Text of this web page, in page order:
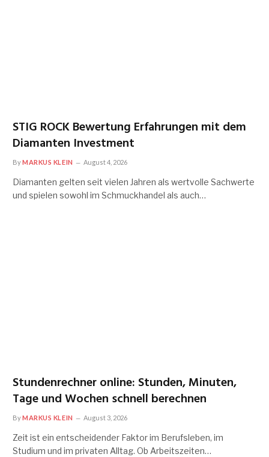
STIG ROCK Bewertung Erfahrungen mit dem
Diamanten Investment
ByMARKUS KLEIN August 4, 2026
Diamanten gelten seit vielen Jahren als wertvolle Sachwerte
und spielen sowohl im Schmuckhandel als auch…
Stundenrechner online: Stunden, Minuten,
Tage und Wochen schnell berechnen
ByMARKUS KLEIN August 3, 2026
Zeit ist ein entscheidender Faktor im Berufsleben, im
Studium und im privaten Alltag. Ob Arbeitszeiten…